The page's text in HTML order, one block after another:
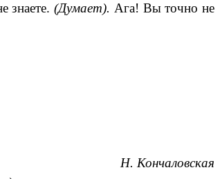
знаете.(Думает). Ага! Вы точно не
Н. Кончаловская